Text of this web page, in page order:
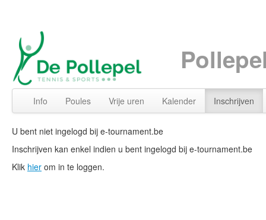
Info Poules Vrije uren Kalender Inschrijven
U bent niet ingelogd bij e-tournament.be
Inschrijven kan enkel indien u bent ingelogd bij e-tournament.be
Klik hier om in te loggen.